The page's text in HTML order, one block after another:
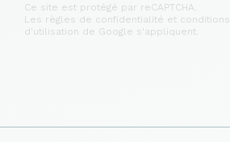
Ce site est protégé par reCAPTCHA.
Les règles de confidentialité et conditions
d'utilisation de Google s'appliquent.